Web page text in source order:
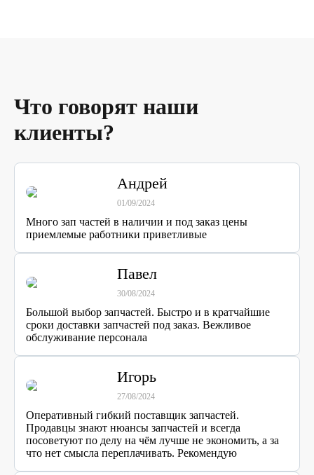
Что говорят наши
клиенты?
Андрей
01/09/2024
Много зап частей в наличии и под заказ цены
приемлемые работники приветливые
Павел
30/08/2024
Большой выбор запчастей. Быстро и в кратчайшие
сроки доставки запчастей под заказ. Вежливое
обслуживание персонала
Игорь
27/08/2024
Оперативный гибкий поставщик запчастей.
Продавцы знают нюансы запчастей и всегда
посоветуют по делу на чём лучше не экономить, а за
что нет смысла переплачивать. Рекомендую